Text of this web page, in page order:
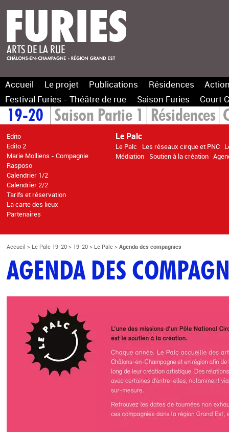
Accueil Le projet Publications Résidences
Festival Furies - Théâtre de rue
Saison Furies Court
19-20
Edito
Edito 2
Marie Molliens - Compagnie
Rasposo
Calendrier 1/2
Calendrier 2/2
Tarifs et réservation
La carte des lieux
Partenaires
Le Palc
Le Palc Les réseaux cirque et PNC
Médiation
Soutien à la création
Saison Partie 1 Résidences
Accueil > Le Palc 19-20 > 19-20 > Le Palc >Agenda des compagnies
AGENDA DES